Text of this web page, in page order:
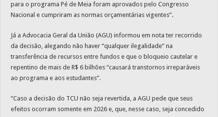
para o programa Pé de Meia foram aprovados pelo Congresso
Nacional e cumpriram as normas orçamentárias vigentes”.
Já a Advocacia Geral da União (AGU) informou em nota ter recorrido
da decisão, alegando não haver “qualquer ilegalidade” na
transferência de recursos entre fundos e que o bloqueio cautelar e
repentino de mais de R$ 6 bilhões “causará transtornos irreparáveis
ao programa e aos estudantes”.
“Caso a decisão do TCU não seja revertida, a AGU pede que seus
efeitos ocorram somente em 2026 e, que, nesse caso, seja concedido